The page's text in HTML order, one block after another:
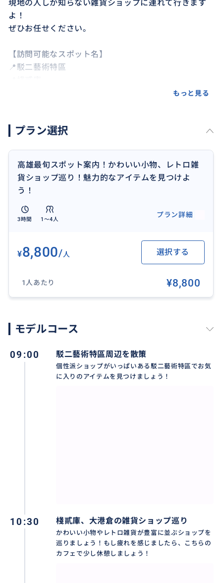
現地の人しか知らない雑貨ショップに連れて行きます
よ！
ぜひお任せください。
【訪問可能なスポット名】
📍駁二藝術特區
・地下鉄
【送迎の有無】
無し
もっと見る
プラン選択
高雄最旬スポット案内！かわいい小物、レトロ雑
貨ショップ巡り！魅力的なアイテムを見つけよ
う！
3時間 1〜4人
プラン詳細
¥8,800/人 選択する
1人あたり ¥8,800
モデルコース
09:00 駁二藝術特區周辺を散策
個性派ショップがいっぱいある駁二藝術特區でお気
に入りのアイテムを見つけましょう！
10:30 棧貳庫、大港倉の雑貨ショップ巡り
かわいい小物やレトロ雑貨が豊富に並ぶショップを
巡りましょう！もし疲れを感じましたら、こちらの
カフェで少し休憩しましょう！